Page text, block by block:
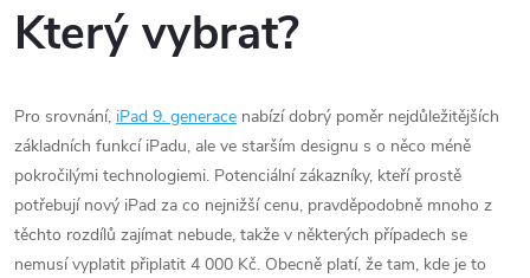
Který vybrat?
Pro srovnání, iPad 9. generace nabízí dobrý poměr nejdůležitějších
základních funkcí iPadu, ale ve starším designu s o něco méně
pokročilými technologiemi. Potenciální zákazníky, kteří prostě
potřebují nový iPad za co nejnižší cenu, pravděpodobně mnoho z
těchto rozdílů zajímat nebude, takže v některých případech se
nemusí vyplatit připlatit 4 000 Kč. Obecně platí, že tam, kde je to